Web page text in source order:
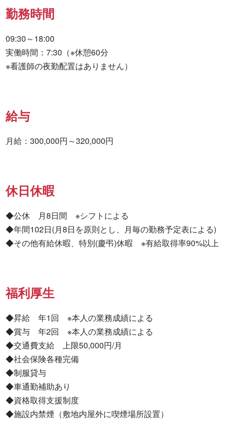
勤務時間
09:30～18:00
実働時間：7:30（※休憩60分
※看護師の夜勤配置はありません）
給与
月給：300,000円～320,000円
休日休暇
◆公休　月8日間　※シフトによる
◆年間102日(月8日を原則とし、月毎の勤務予定表による)
◆その他有給休暇、特別(慶弔)休暇　※有給取得率90%以上
福利厚生
◆昇給　年1回　※本人の業務成績による
◆賞与　年2回　※本人の業務成績による
◆交通費支給　上限50,000円/月
◆社会保険各種完備
◆制服貸与
◆車通勤補助あり
◆資格取得支援制度
◆施設内禁煙（敷地内屋外に喫煙場所設置）